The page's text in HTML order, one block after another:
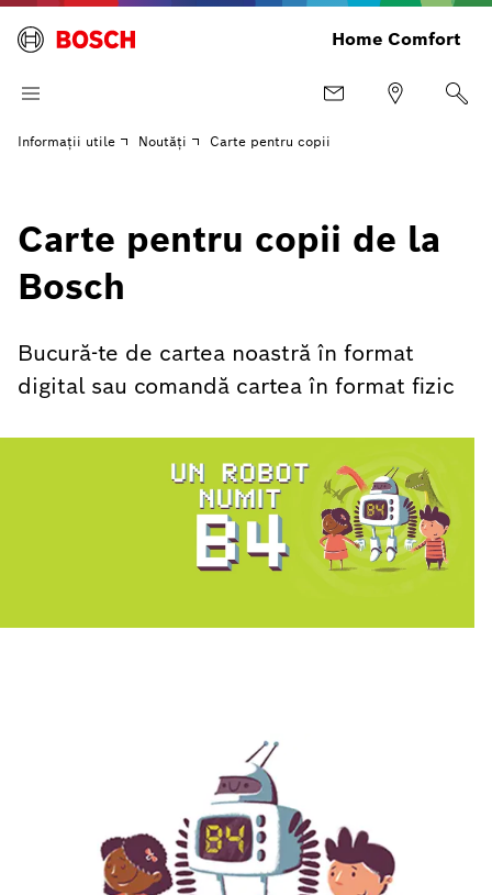
Home Comfort
Informaţii utile Noutăți Carte pentru copii
Carte pentru copii de la
Bosch
Bucură-te de cartea noastră în format
digital sau comandă cartea în format fizic